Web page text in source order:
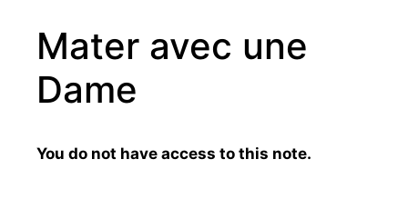
Mater avec une
Dame
You do not have access to this note.